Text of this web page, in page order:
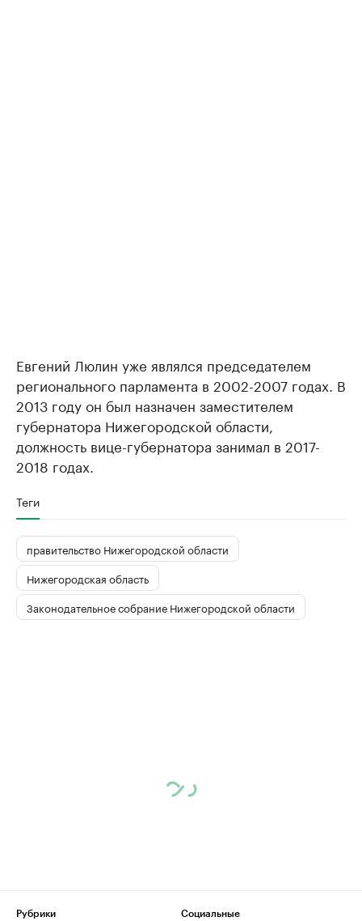
Евгений Люлин уже являлся председателем
регионального парламента в 2002-2007 годах. В
2013 году он был назначен заместителем
губернатора Нижегородской области,
должность вице-губернатора занимал в 2017-
2018 годах.
Теги
правительство Нижегородской области
Нижегородская область
Законодательное собрание Нижегородской области
Рубрики
Социальные